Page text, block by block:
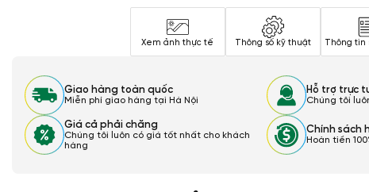
Xem ảnh thực tế Thông số kỹ thuật Thông tin
Giao hàng toàn quốc
Miễn phí giao hàng tại Hà Nội
Hỗ trợ trực
Chúng tôi
Giá cả phải chăng
Chúng tôi luôn có giá tốt nhất cho khách
hàng
Chính sách
Hoàn tiền